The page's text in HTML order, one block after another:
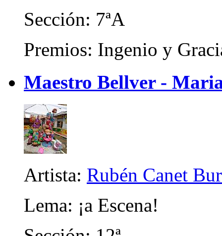
Sección: 7ªA
Premios: Ingenio y
Maestro Bellver -
Artista: Rubén Canet
Lema: ¡a Escena!